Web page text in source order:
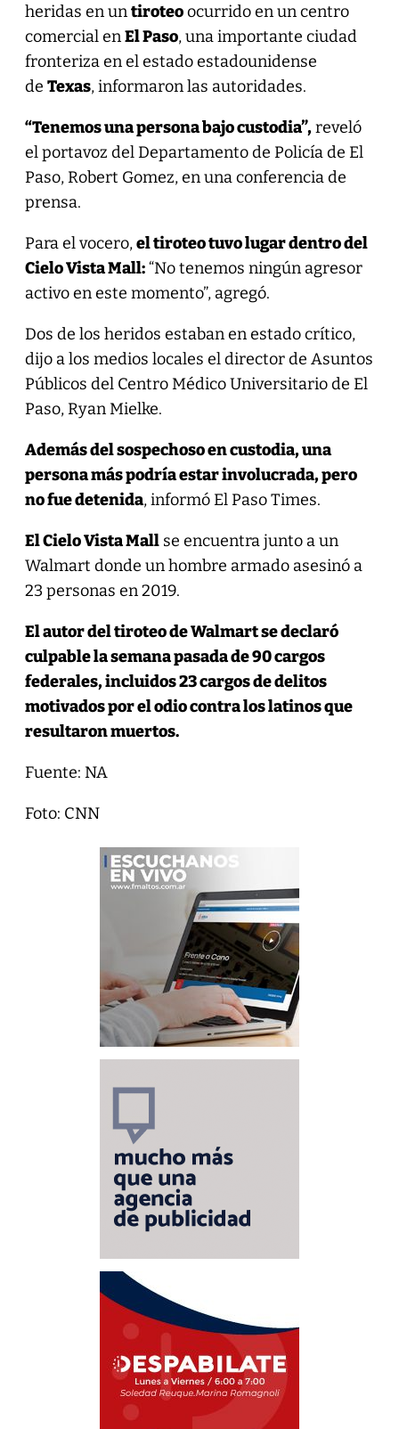
heridas en untiroteoocurrido en un centro
comercial enEl Paso, una importante ciudad
fronteriza en el estado estadounidense
de Texas, informaron las autoridades.
“Tenemos una persona bajo custodia”,reveló
el portavoz del Departamento de Policía de El
Paso, Robert Gomez, en una conferencia de
prensa.
Para el vocero,el tiroteo tuvo lugar dentro del
Cielo Vista Mall:“No tenemos ningún agresor
activo en este momento”, agregó.
Dos de los heridos estaban en estado crítico,
dijo a los medios locales el director de Asuntos
Públicos del Centro Médico Universitario de El
Paso, Ryan Mielke.
Además del sospechoso en custodia, una
persona más podría estar involucrada, pero
no fue detenida, informó El Paso Times.
El Cielo Vista Mallse encuentra junto a un
Walmart donde un hombre armado asesinó a
23 personas en 2019.
El autor del tiroteo de Walmart se declaró
culpable la semana pasadade 90 cargos
federales, incluidos 23 cargos de delitos
motivados por el odio contra los latinos que
resultaron muertos.
Fuente: NA
Foto: CNN